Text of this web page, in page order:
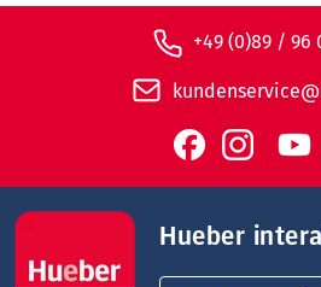
+49 (0)89 / 96
Hueber